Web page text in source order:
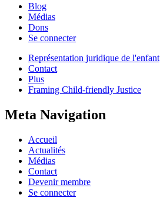
Blog
Médias
Dons
Se connecter
Représentation juridique de l'enfant
Contact
Plus
Framing Child-friendly Justice
Meta Navigation
Accueil
Actualités
Médias
Contact
Devenir membre
Se connecter